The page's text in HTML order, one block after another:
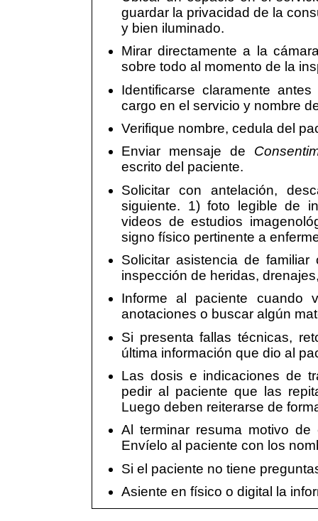
guardar la privacidad de la
y bien iluminado.
Mirar directamente a la
sobre todo al momento de la
Identificarse claramente
cargo en el servicio y nombre
Verifique nombre, cedula del
Enviar mensaje de
escrito del paciente.
Solicitar con antelación,
siguiente. 1) foto legible de
videos de estudios
signo físico pertinente a
Solicitar asistencia de
inspección de heridas,
Informe al paciente cuando
anotaciones o buscar algún
Si presenta fallas técnicas,
última información que dio al
Las dosis e indicaciones de
pedir al paciente que las
Luego deben reiterarse de
Al terminar resuma motivo
Envíelo al paciente con los
Si el paciente no tiene
Asiente en físico o digital la